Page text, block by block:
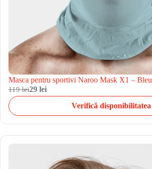
Masca pentru sportivi Naroo Mask X1 – Bleu
119 lei29 lei
Verifică disponibilitatea